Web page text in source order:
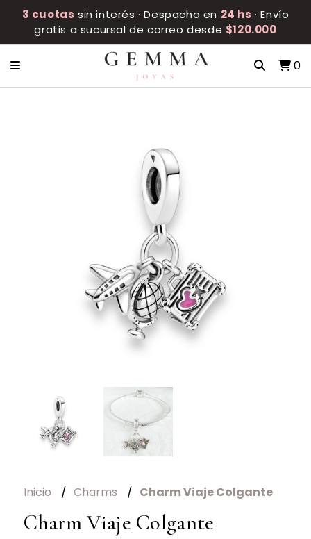
3 cuotas sin interés · Despacho en 24 hs · Envío
gratis a sucursal de correo desde $120.000
0
Inicio Charms Charm Viaje Colgante
Charm Viaje Colgante